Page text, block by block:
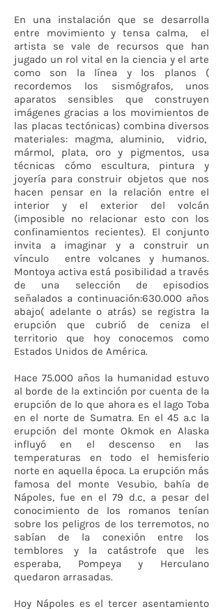
En una instalación que se desarrolla
entre movimiento y tensa calma, el
artista se vale de recursos que han
jugado un rol vital en la ciencia y el arte
como son la línea y los planos (
recordemos los sismógrafos, unos
aparatos sensibles que construyen
imágenes gracias a los movimientos de
las placas tectónicas) combina diversos
materiales: magma, aluminio, vidrio,
mármol, plata, oro y pigmentos, usa
técnicas cómo escultura, pintura y
joyería para construir objetos que nos
hacen pensar en la relación entre el
interior y el exterior del volcán
(imposible no relacionar esto con los
confinamientos recientes). El conjunto
invita a imaginar y a construir un
vínculo entre volcanes y humanos.
Montoya activa está posibilidad a través
de una selección de episodios
señalados a continuación:630.000 años
abajo( adelante o atrás) se registra la
erupción que cubrió de ceniza el
territorio que hoy conocemos como
Estados Unidos de América.
Hace 75.000 años la humanidad estuvo
al borde de la extinción por cuenta de la
erupción de lo que ahora es el lago Toba
en el norte de Sumatra. En el 45 a.c la
erupción del monte Okmok en Alaska
influyó en el descenso en las
temperaturas en todo el hemisferio
norte en aquella época. La erupción más
famosa del monte Vesubio, bahía de
Nápoles, fue en el 79 d.c, a pesar del
conocimiento de los romanos tenían
sobre los peligros de los terremotos, no
sabían de la conexión entre los
temblores y la catástrofe que les
esperaba, Pompeya y Herculano
quedaron arrasadas.
Hoy Nápoles es el tercer asentamiento